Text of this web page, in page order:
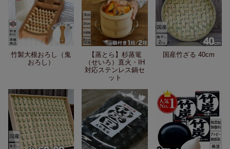
竹製大根おろし（鬼
おろし）
【蒸とら】杉蒸篭
（せいろ）直火・IH
対応ステンレス鍋セ
ット
国産竹ざる 40cm